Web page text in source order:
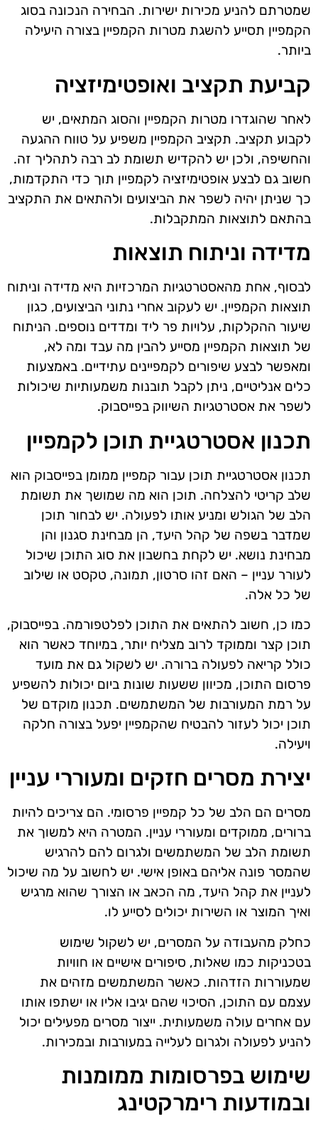
שמטרתם להניע מכירות ישירות. הבחירה הנכונה בסוג
הקמפיין תסייע להשגת מטרות הקמפיין בצורה היעילה
ביותר.
קביעת תקציב ואופטימיזציה
לאחר שהוגדרו מטרות הקמפיין והסוג המתאים, יש
לקבוע תקציב. תקציב הקמפיין משפיע על טווח ההגעה
והחשיפה, ולכן יש להקדיש תשומת לב רבה לתהליך זה.
חשוב גם לבצע אופטימיזציה לקמפיין תוך כדי התקדמות,
כך שניתן יהיה לשפר את הביצועים ולהתאים את התקציב
בהתאם לתוצאות המתקבלות.
מדידה וניתוח תוצאות
לבסוף, אחת מהאסטרטגיות המרכזיות היא מדידה וניתוח
תוצאות הקמפיין. יש לעקוב אחרי נתוני הביצועים, כגון
שיעור ההקלקות, עלויות פר ליד ומדדים נוספים. הניתוח
של תוצאות הקמפיין מסייע להבין מה עבד ומה לא,
ומאפשר לבצע שיפורים לקמפיינים עתידיים. באמצעות
כלים אנליטיים, ניתן לקבל תובנות משמעותיות שיכולות
לשפר את אסטרטגיות השיווק בפייסבוק.
תכנון אסטרטגיית תוכן לקמפיין
תכנון אסטרטגיית תוכן עבור קמפיין ממומן בפייסבוק הוא
שלב קריטי להצלחה. תוכן הוא מה שמושך את תשומת
הלב של הגולש ומניע אותו לפעולה. יש לבחור תוכן
שמדבר בשפה של קהל היעד, הן מבחינת סגנון והן
מבחינת נושא. יש לקחת בחשבון את סוג התוכן שיכול
לעורר עניין – האם זהו סרטון, תמונה, טקסט או שילוב
של כל אלה.
כמו כן, חשוב להתאים את התוכן לפלטפורמה. בפייסבוק,
תוכן קצר וממוקד לרוב מצליח יותר, במיוחד כאשר הוא
כולל קריאה לפעולה ברורה. יש לשקול גם את מועד
פרסום התוכן, מכיוון ששעות שונות ביום יכולות להשפיע
על רמת המעורבות של המשתמשים. תכנון מוקדם של
תוכן יכול לעזור להבטיח שהקמפיין יפעל בצורה חלקה
ויעילה.
יצירת מסרים חזקים ומעוררי עניין
מסרים הם הלב של כל קמפיין פרסומי. הם צריכים להיות
ברורים, ממוקדים ומעוררי עניין. המטרה היא למשוך את
תשומת הלב של המשתמשים ולגרום להם להרגיש
שהמסר פונה אליהם באופן אישי. יש לחשוב על מה שיכול
לעניין את קהל היעד, מה הכאב או הצורך שהוא מרגיש
ואיך המוצר או השירות יכולים לסייע לו.
כחלק מהעבודה על המסרים, יש לשקול שימוש
בטכניקות כמו שאלות, סיפורים אישיים או חוויות
שמעוררות הזדהות. כאשר המשתמשים מזהים את
עצמם עם התוכן, הסיכוי שהם יגיבו אליו או ישתפו אותו
עם אחרים עולה משמעותית. ייצור מסרים מפעילים יכול
להניע לפעולה ולגרום לעלייה במעורבות ובמכירות.
שימוש בפרסומות ממומנות
ובמודעות רימרקטינג